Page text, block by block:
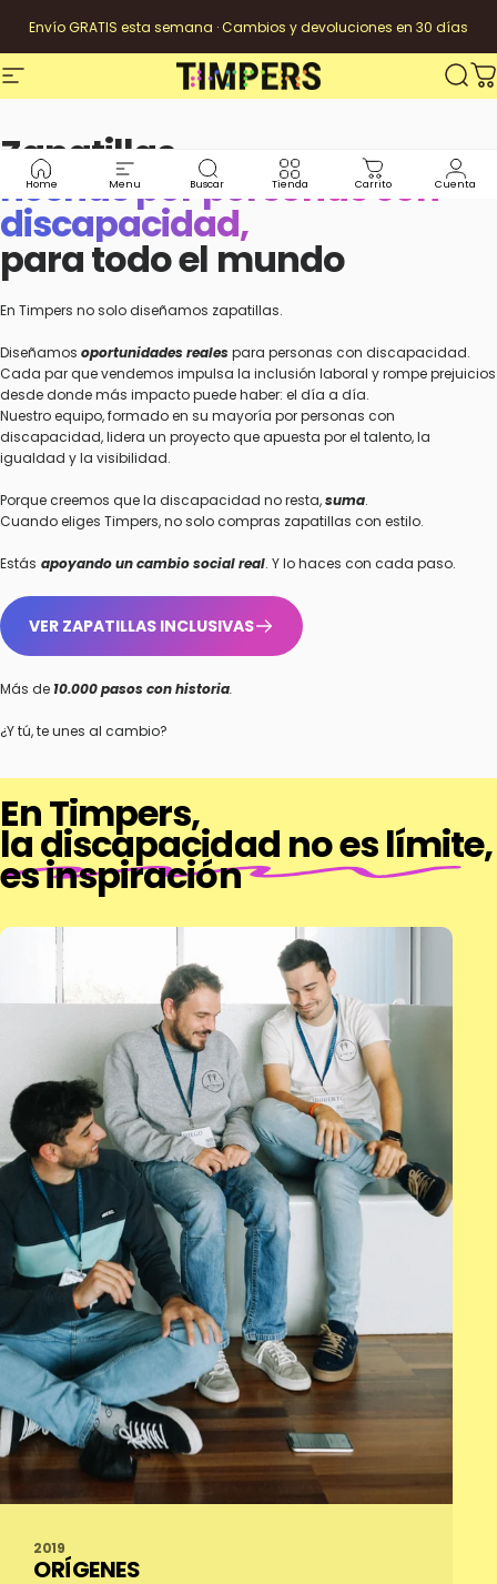
Envío GRATIS esta semana · Cambios y devoluciones en 30 días
Navegación Timpers
Home Menu Buscar Tienda Carrito Cuenta
Zapatillas
hechas por personas con
discapacidad,
para todo el mundo
En Timpers no solo diseñamos zapatillas.
Diseñamos oportunidades reales para personas con discapacidad.
Cada par que vendemos impulsa la inclusión laboral y rompe prejuicios
desde donde más impacto puede haber: el día a día.
Nuestro equipo, formado en su mayoría por personas con
discapacidad, lidera un proyecto que apuesta por el talento, la
igualdad y la visibilidad.
Porque creemos que la discapacidad no resta,suma.
Cuando eliges Timpers, no solo compras zapatillas con estilo.
Estás apoyando un cambio social real. Y lo haces con cada paso.
VER ZAPATILLAS INCLUSIVAS
Más de 10.000 pasos con historia.
¿Y tú, te unes al cambio?
En Timpers,
la discapacidad no es límite,
es inspiración
2019
ORÍGENES